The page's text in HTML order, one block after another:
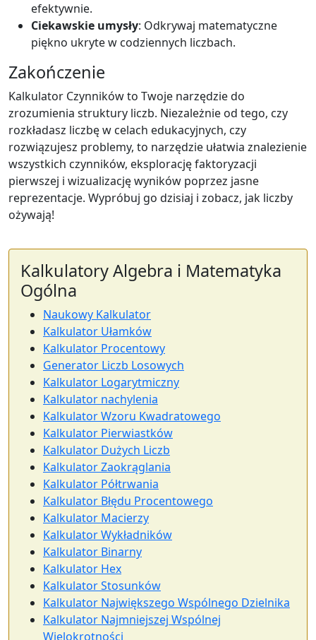
efektywnie.
Ciekawskie umysły: Odkrywaj matematyczne
piękno ukryte w codziennych liczbach.
Zakończenie
Kalkulator Czynników to Twoje narzędzie do
zrozumienia struktury liczb. Niezależnie od tego, czy
rozkładasz liczbę w celach edukacyjnych, czy
rozwiązujesz problemy, to narzędzie ułatwia znalezienie
wszystkich czynników, eksplorację faktoryzacji
pierwszej i wizualizację wyników poprzez jasne
reprezentacje. Wypróbuj go dzisiaj i zobacz, jak liczby
ożywają!
Kalkulatory Algebra i Matematyka
Ogólna
Naukowy Kalkulator
Kalkulator Ułamków
Kalkulator Procentowy
Generator Liczb Losowych
Kalkulator Logarytmiczny
Kalkulator nachylenia
Kalkulator Wzoru Kwadratowego
Kalkulator Pierwiastków
Kalkulator Dużych Liczb
Kalkulator Zaokrąglania
Kalkulator Półtrwania
Kalkulator Błędu Procentowego
Kalkulator Macierzy
Kalkulator Wykładników
Kalkulator Binarny
Kalkulator Hex
Kalkulator Stosunków
Kalkulator Największego Wspólnego Dzielnika
Kalkulator Najmniejszej Wspólnej
Wielokrotności